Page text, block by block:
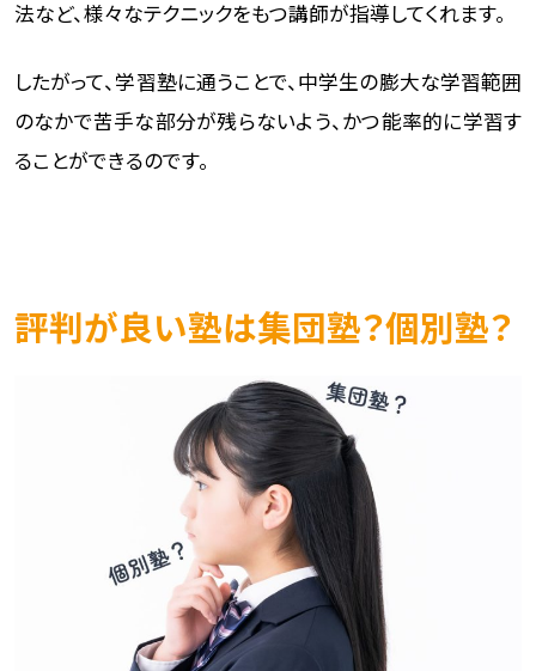
法など、様々なテクニックをもつ講師が指導してくれます。
したがって、学習塾に通うことで、中学生の膨大な学習範囲
のなかで苦手な部分が残らないよう、かつ能率的に学習す
ることができるのです。
評判が良い塾は集団塾？個別塾？